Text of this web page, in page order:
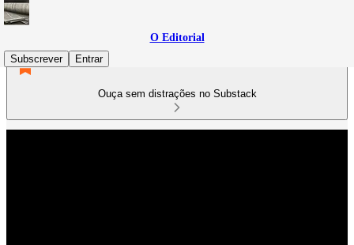
O Editorial
Subscrever
Entrar
Ouça sem distrações no Substack